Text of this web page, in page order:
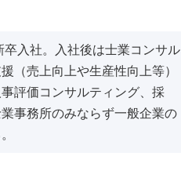
入社。入社後は士業コンサル
（売上向上や生産性向上等）
評価コンサルティング、採
事務所のみならず一般企業の